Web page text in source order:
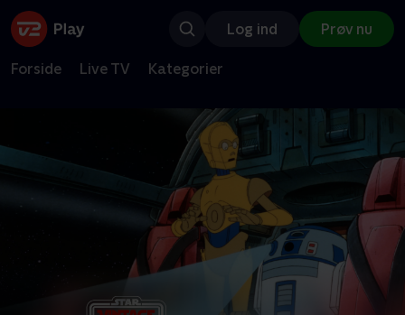
Log ind Prøv nu
Forside Live TV Kategorier